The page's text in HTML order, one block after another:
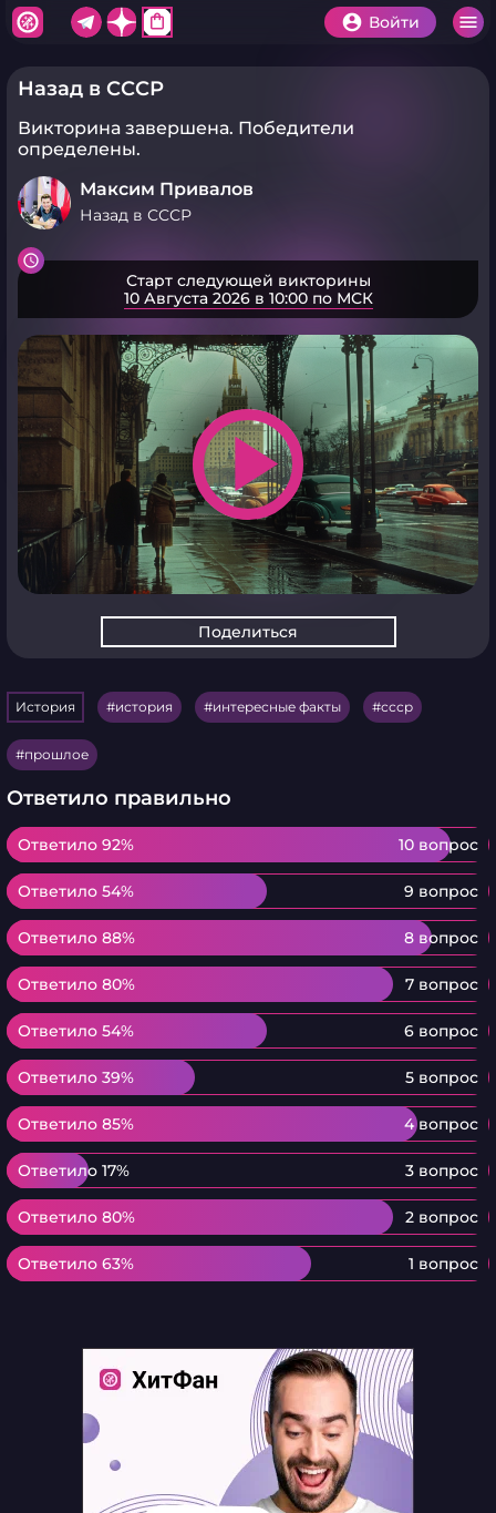
shopping_bag Войти
Назад в СССР
Викторина завершена. Победители
определены.
Максим Привалов
Назад в СССР
Старт следующей викторины
10 Августа 2026 в 10:00 по МСК
play_arrow
Поделиться
История история интересные факты ссср
прошлое
Ответило правильно
Ответило 92% 10 вопрос
Ответило 92%
Ответило 54% 9 вопрос
Ответило 54%
Ответило 88% 8 вопрос
Ответило 88%
Ответило 80% 7 вопрос
Ответило 80%
Ответило 54% 6 вопрос
Ответило 54%
Ответило 39% 5 вопрос
Ответило 39%
Ответило 85% 4 вопрос
Ответило 85%
Ответило 17% 3 вопрос
Ответило 17%
Ответило 80% 2 вопрос
Ответило 80%
Ответило 63% 1 вопрос
Ответило 63%